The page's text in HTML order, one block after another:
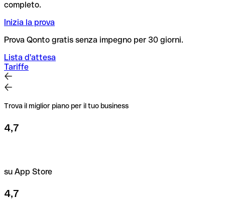
completo.
Inizia la prova
Prova Qonto gratis senza impegno per 30 giorni.
Lista d'attesa
Tariffe
Trova il miglior piano per il tuo business
4,7
su App Store
4,7